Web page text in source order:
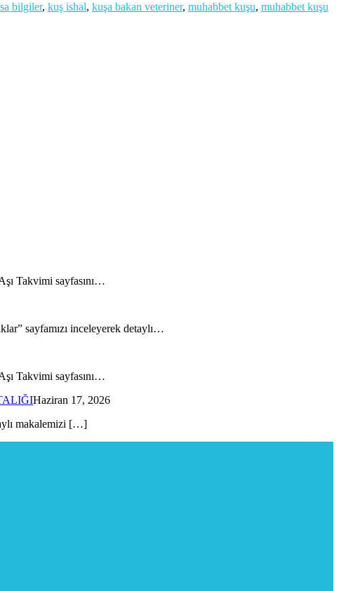
bilgiler, kuş ishal, kuşa bakan veteriner, muhabbet kuşu, muhabbet kuşu
Takvimi sayfasını…
sayfamızı inceleyerek detaylı…
Takvimi sayfasını…
Haziran 17, 2026
makalemizi […]